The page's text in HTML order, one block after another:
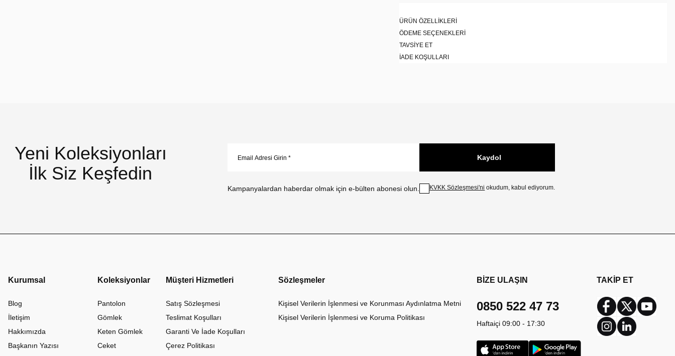
ÜRÜN ÖZELLIKLERI
ÖDEME SEÇENEKLERI
TAVSIYE ET
İADE KOŞULLARI
Yeni Koleksiyonları
İlk Siz Keşfedin
Kampanyalardan haberdar olmak için e-bülten abonesi olun.
Kaydol
KVKK Sözleşmesi'ni okudum, kabul ediyorum.
Kurumsal
Blog
İletişim
Hakkımızda
Başkanın Yazısı
Koleksiyonlar
Pantolon
Gömlek
Keten Gömlek
Ceket
Müşteri Hizmetleri
Satış Sözleşmesi
Teslimat Koşulları
Garanti Ve İade Koşulları
Çerez Politikası
Sözleşmeler
Kişisel Verilerin İşlenmesi ve Korunması Aydınlatma Metni
Kişisel Verilerin İşlenmesi ve Koruma Politikası
BİZE ULAŞIN
0850 522 47 73
Haftaiçi 09:00 - 17:30
TAKİP ET
Facebook
Twitter
InstagramLinkedin